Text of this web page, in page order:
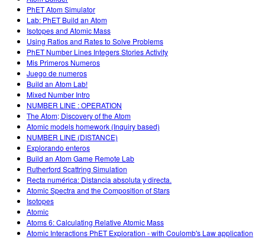
PhET Atom Simulator
Lab: PhET Build an Atom
Isotopes and Atomic Mass
Using Ratios and Rates to Solve Problems
PhET Number Lines Integers Stories Activity
Mis Primeros Numeros
Juego de numeros
Build an Atom Lab!
Mixed Number Intro
NUMBER LINE : OPERATION
The Atom; Discovery of the Atom
Atomic models homework (Inquiry based)
NUMBER LINE (DISTANCE)
Explorando enteros
Build an Atom Game Remote Lab
Rutherford Scattring Simulation
Recta numérica: Distancia absoluta y directa.
Atomic Spectra and the Composition of Stars
Isotopes
Atomic
Atoms 6: Calculating Relative Atomic Mass
Atomic Interactions PhET Exploration - with Coulomb's Law application